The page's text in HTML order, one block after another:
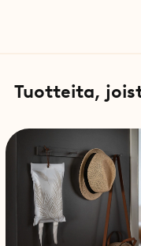
Tuotteita,